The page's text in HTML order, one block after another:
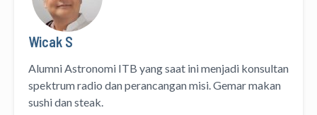
Wicak S
Alumni Astronomi ITB yang saat ini menjadi konsultan
spektrum radio dan perancangan misi. Gemar makan
sushi dan steak.